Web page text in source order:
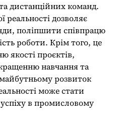
дистанційних команд.
реальності дозволяє
поліпшити співпрацю
роботи. Крім того, це
якості проєктів,
навчання та
розвиток
може стати
в промисловому